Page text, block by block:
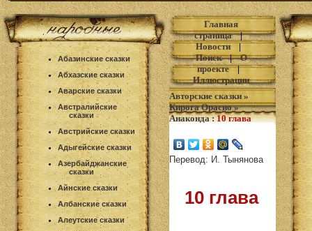
Абазинские сказки
Абхазские сказки
Аварские сказки
Австралийские
сказки
Австрийские сказки
Адыгейские сказки
Азербайджанские
сказки
Айнские сказки
Албанские сказки
Алеутские сказки
Главная
страница|
Новости|
Поиск|О
проекте|
Иллюстрации
Авторские сказки »
Кирога Орасио»
Анаконда: 10 глава
Перевод: И. Тынянова
10 глава